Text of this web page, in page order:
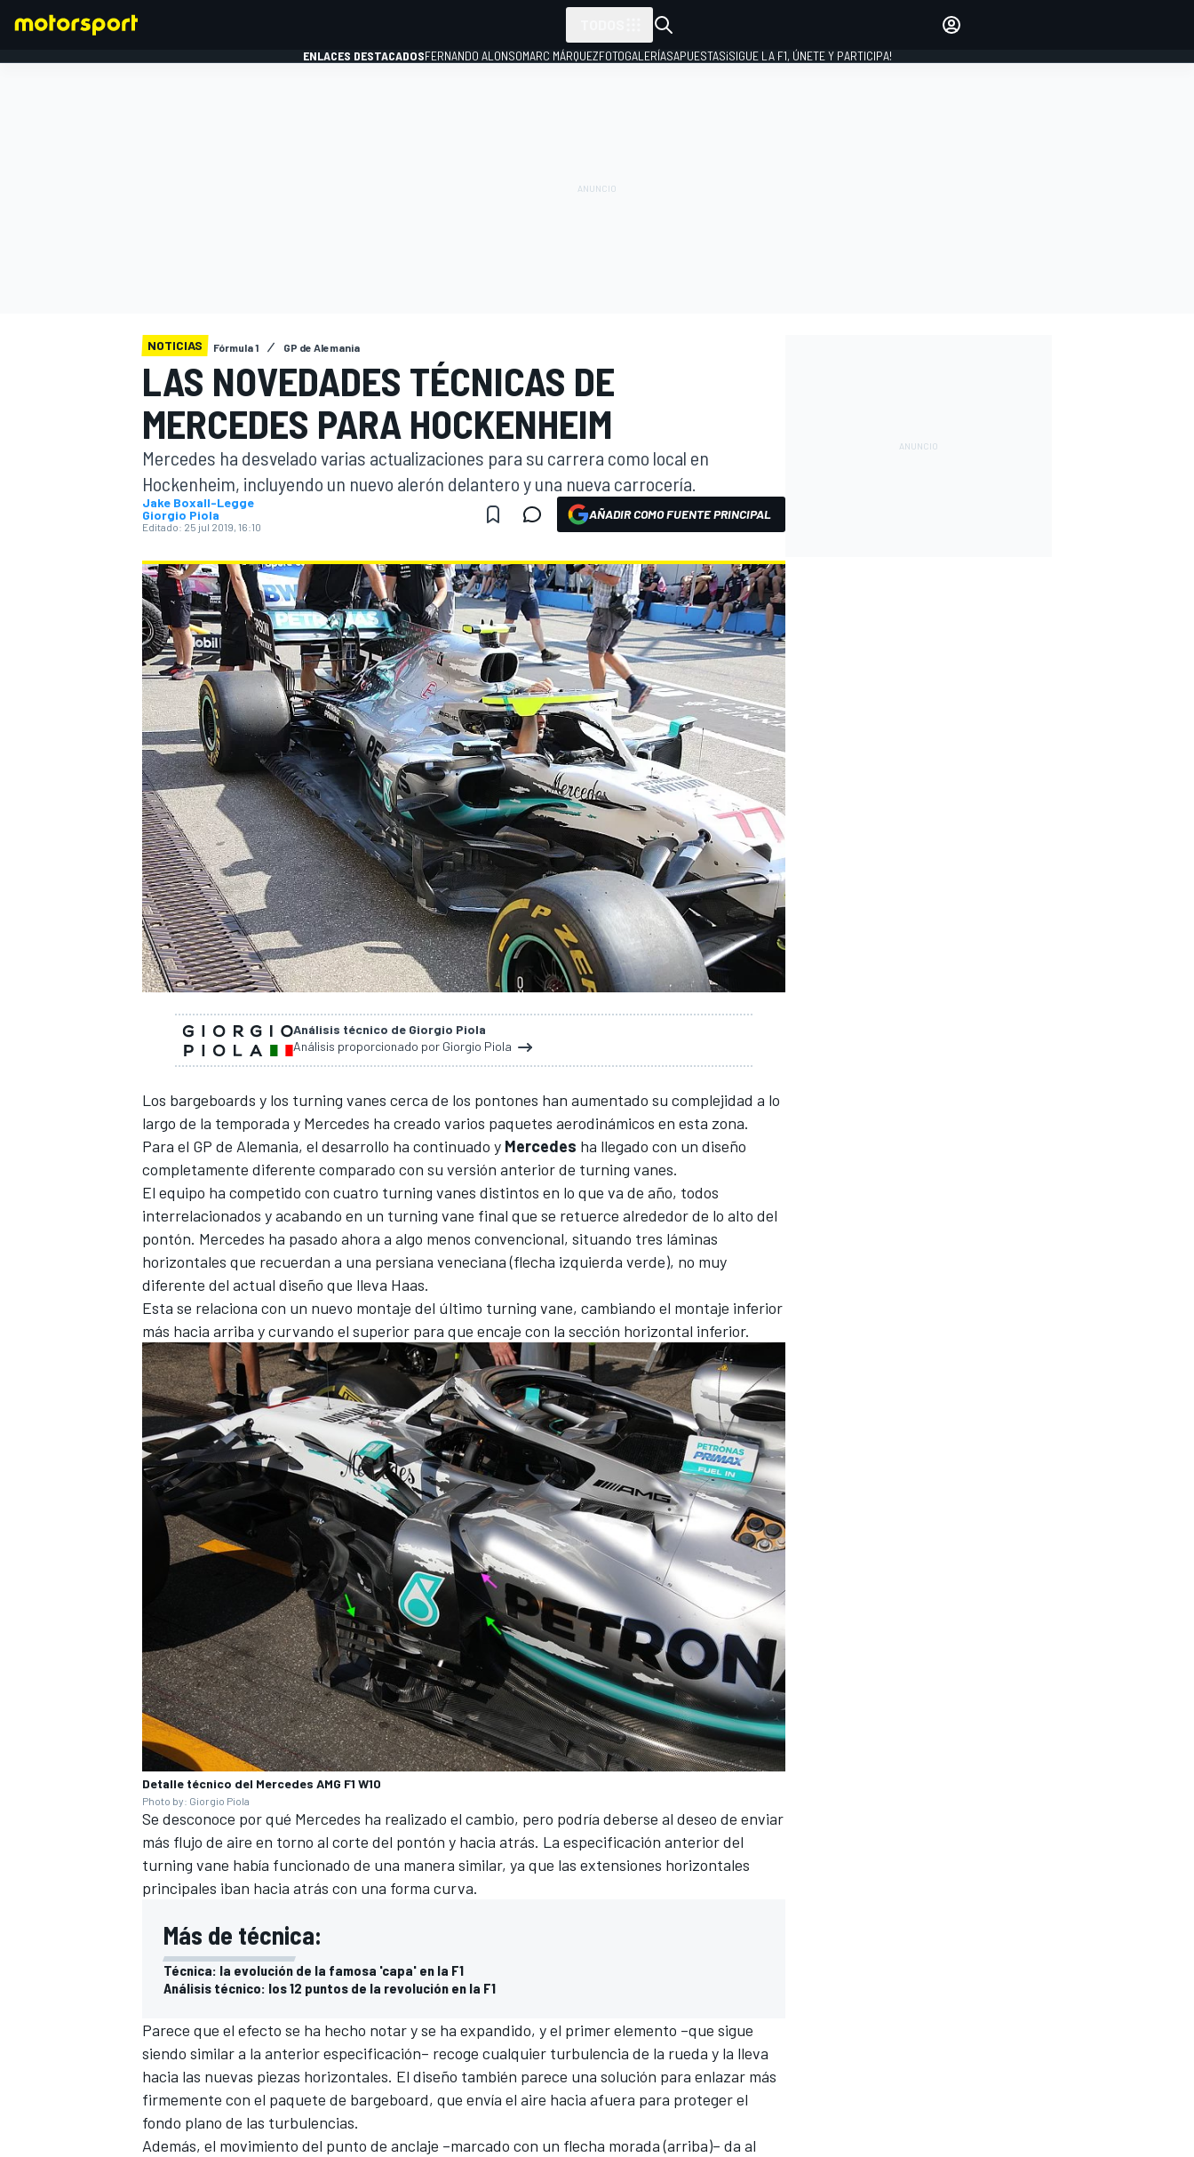
WEC FÓRMULA E
MÁS CATEGORÍAS
ENLACES DESTACADOSFERNANDO ALONSOMARC MÁRQUEZFOTOGALERÍASAPUESTAS¡SIGUE LA F1, ÚNETE Y PARTICIPA!
NOTICIAS Fórmula 1 GP de Alemania
LAS NOVEDADES TÉCNICAS DE
MERCEDES PARA HOCKENHEIM
Mercedes ha desvelado varias actualizaciones para su carrera como local en
Hockenheim, incluyendo un nuevo alerón delantero y una nueva carrocería.
Jake Boxall-Legge
Giorgio Piola
Editado: 25 jul 2019, 16:10
AÑADIR COMO FUENTE PRINCIPAL
Análisis técnico de Giorgio Piola
Análisis proporcionado por Giorgio Piola
Los bargeboards y los turning vanes cerca de los pontones han aumentado su complejidad a lo
largo de la temporada y Mercedes ha creado varios paquetes aerodinámicos en esta zona.
Para el GP de Alemania, el desarrollo ha continuado y Mercedes ha llegado con un diseño
completamente diferente comparado con su versión anterior de turning vanes.
El equipo ha competido con cuatro turning vanes distintos en lo que va de año, todos
interrelacionados y acabando en un turning vane final que se retuerce alrededor de lo alto del
pontón. Mercedes ha pasado ahora a algo menos convencional, situando tres láminas
horizontales que recuerdan a una persiana veneciana (flecha izquierda verde), no muy
diferente del actual diseño que lleva Haas.
Esta se relaciona con un nuevo montaje del último turning vane, cambiando el montaje inferior
más hacia arriba y curvando el superior para que encaje con la sección horizontal inferior.
Detalle técnico del Mercedes AMG F1 W10
Photo by: Giorgio Piola
Se desconoce por qué Mercedes ha realizado el cambio, pero podría deberse al deseo de enviar
más flujo de aire en torno al corte del pontón y hacia atrás. La especificación anterior del
turning vane había funcionado de una manera similar, ya que las extensiones horizontales
principales iban hacia atrás con una forma curva.
Más de técnica:
Técnica: la evolución de la famosa 'capa' en la F1
Análisis técnico: los 12 puntos de la revolución en la F1
Parece que el efecto se ha hecho notar y se ha expandido, y el primer elemento –que sigue
siendo similar a la anterior especificación– recoge cualquier turbulencia de la rueda y la lleva
hacia las nuevas piezas horizontales. El diseño también parece una solución para enlazar más
firmemente con el paquete de bargeboard, que envía el aire hacia afuera para proteger el
fondo plano de las turbulencias.
Además, el movimiento del punto de anclaje –marcado con un flecha morada (arriba)– da al